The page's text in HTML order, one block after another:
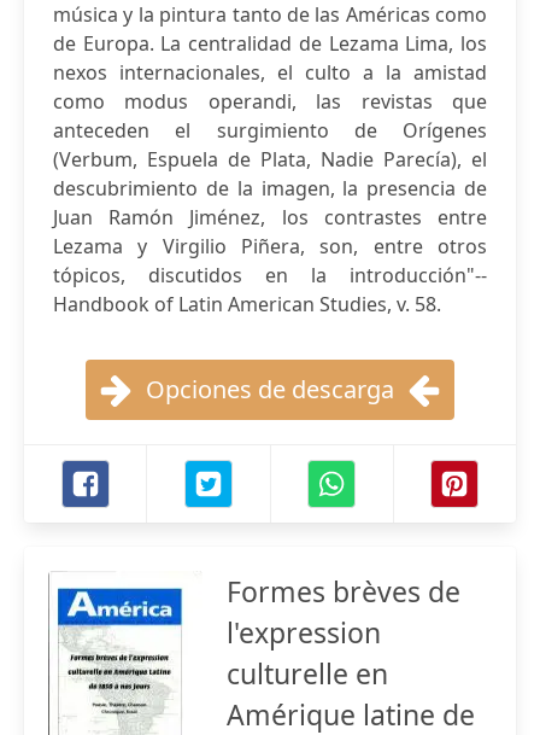
música y la pintura tanto de las Américas como
de Europa. La centralidad de Lezama Lima, los
nexos internacionales, el culto a la amistad
como modus operandi, las revistas que
anteceden el surgimiento de Orígenes
(Verbum, Espuela de Plata, Nadie Parecía), el
descubrimiento de la imagen, la presencia de
Juan Ramón Jiménez, los contrastes entre
Lezama y Virgilio Piñera, son, entre otros
tópicos, discutidos en la introducción"--
Handbook of Latin American Studies, v. 58.
Opciones de descarga
Formes brèves de
l'expression
culturelle en
Amérique latine de